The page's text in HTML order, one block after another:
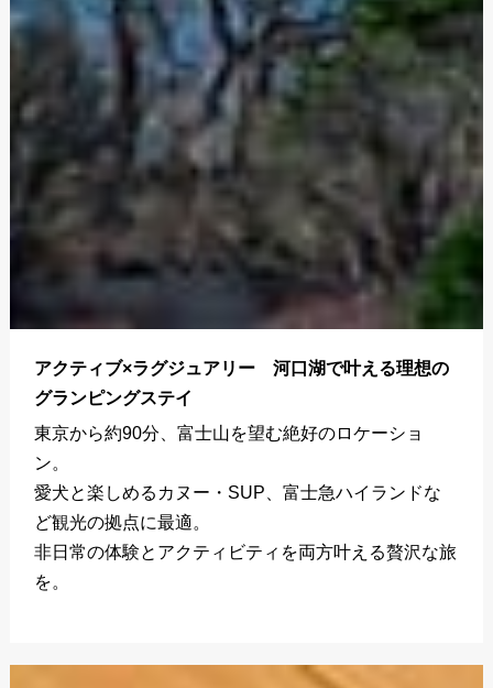
アクティブ×ラグジュアリー 河口湖で叶える理想の
グランピングステイ
東京から約90分、富士山を望む絶好のロケーショ
ン。
愛犬と楽しめるカヌー・SUP、富士急ハイランドな
ど観光の拠点に最適。
非日常の体験とアクティビティを両方叶える贅沢な旅
を。